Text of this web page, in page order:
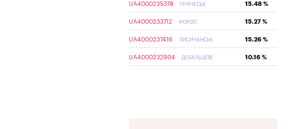
UA4000235378 ГЕНІЧЕСЬК 15.48 %
UA4000233712 ФОРОС 15.27 %
UA4000237416 ЛИСИЧАНСЬК 15.26 %
UA4000232904 ДЕБАЛЬЦЕВЕ 10.16 %